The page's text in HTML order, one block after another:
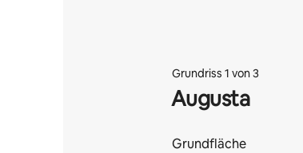
Grundriss 1 von 3
Augusta
Grundfläche